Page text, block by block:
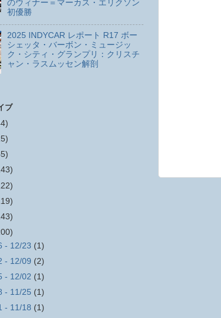
のウィナー＝マーカス・エリクソン
初優勝
2025 INDYCAR レポート R17 ボー
シェッタ・バーボン・ミュージッ
ク・シティ・グランプリ：クリスチ
ャン・ラスムッセン解剖
ブ
- 12/23 (1)
- 12/09 (2)
- 12/02 (1)
- 11/25 (1)
- 11/18 (1)